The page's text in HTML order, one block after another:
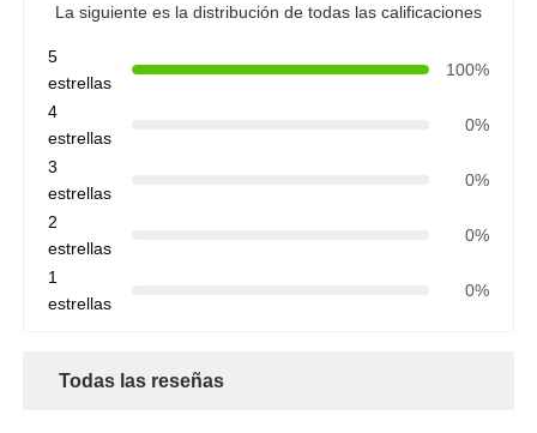
La siguiente es la distribución de todas las calificaciones
5
estrellas
100%
4
estrellas
0%
3
estrellas
0%
2
estrellas
0%
1
estrellas
0%
Todas las reseñas